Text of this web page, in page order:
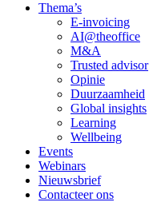
Thema’s
E-invoicing
AI@theoffice
M&A
Trusted advisor
Opinie
Duurzaamheid
Global insights
Learning
Wellbeing
Events
Webinars
Nieuwsbrief
Contacteer ons